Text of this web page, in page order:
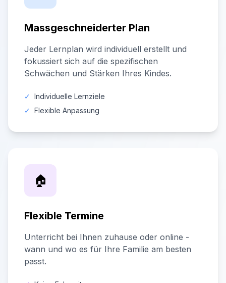
Massgeschneiderter Plan
Jeder Lernplan wird individuell erstellt und
fokussiert sich auf die spezifischen
Schwächen und Stärken Ihres Kindes.
✓ Individuelle Lernziele
✓ Flexible Anpassung
🏠
Flexible Termine
Unterricht bei Ihnen zuhause oder online -
wann und wo es für Ihre Familie am besten
passt.